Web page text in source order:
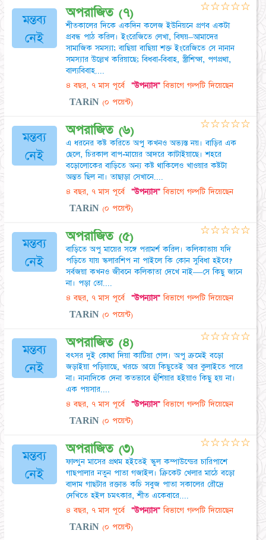
মন্তব্য
নেই
অপরাজিত (৭)
শীতকালের দিকে একদিন কলেজ ইউনিয়নে প্রণব একটা
প্রবন্ধ পাঠ করিল। ইংরেজিতে লেখা, বিষয়–আমাদের
সামাজিক সমস্যা; বাছিয়া বাছিয়া শক্ত ইংরেজিতে সে নানান
সমস্যার উল্লেখ করিয়াছে; বিধবা-বিবাহ, স্ত্রীশিক্ষা, পণপ্রথা,
বাল্যবিবাহ....
৪ বছর, ৭ মাস পূর্বে "উপন্যাস"বিভাগে গল্পটি দিয়েছেন
TARiN(০ পয়েন্ট)
☆☆☆☆☆
মন্তব্য
নেই
অপরাজিত (৬)
এ ধরনের কষ্ট করিতে অপু কখনও অভ্যস্ত নয়। বাড়ির এক
ছেলে, চিরকাল বাপ-মায়ের আদরে কাটাইয়াছে। শহরে
বড়োলোকের বাড়িতে অন্য কষ্ট থাকিলেও খাওয়ার কষ্টটা
অন্তত ছিল না। তাছাড়া সেখানে....
৪ বছর, ৭ মাস পূর্বে "উপন্যাস"বিভাগে গল্পটি দিয়েছেন
TARiN(০ পয়েন্ট)
☆☆☆☆☆
মন্তব্য
নেই
অপরাজিত (৫)
বাড়িতে অপু মায়ের সঙ্গে পরামর্শ করিল। কলিকাতায় যদি
পড়িতে যায় স্কলারশিপ না পাইলে কি কোন সুবিধা হইবে?
সর্বজয়া কখনও জীবনে কলিকাতা দেখে নাই—সে কিছু জানে
না। পড়া তো....
৪ বছর, ৭ মাস পূর্বে "উপন্যাস"বিভাগে গল্পটি দিয়েছেন
TARiN(০ পয়েন্ট)
☆☆☆☆☆
মন্তব্য
নেই
অপরাজিত (৪)
বৎসর দুই কোথা দিয়া কাটিয়া গেল। অপু ক্রমেই বড়ো
জড়াইয়া পড়িয়াছে, খরচে আয়ে কিছুতেই আর কুলাইতে পারে
না। নানাদিকে দেনা কতভাবে হুঁশিয়ার হইয়াও কিছু হয় না।
এক পয়সার....
৪ বছর, ৭ মাস পূর্বে "উপন্যাস"বিভাগে গল্পটি দিয়েছেন
TARiN(০ পয়েন্ট)
☆☆☆☆☆
মন্তব্য
নেই
অপরাজিত (৩)
ফাল্গুন মাসের প্রথম হইতেই স্কুল কম্পাউন্ডের চারিপাশে
গাছপালার নতুন পাতা গজাইল। ক্রিকেট খেলার মাঠে বড়ো
বাদাম গাছটার রক্তাভ কচি সবুজ পাতা সকালের রৌদ্রে
দেখিতে হইল চমৎকার, শীত একেবারে....
৪ বছর, ৭ মাস পূর্বে "উপন্যাস"বিভাগে গল্পটি দিয়েছেন
TARiN(০ পয়েন্ট)
☆☆☆☆☆